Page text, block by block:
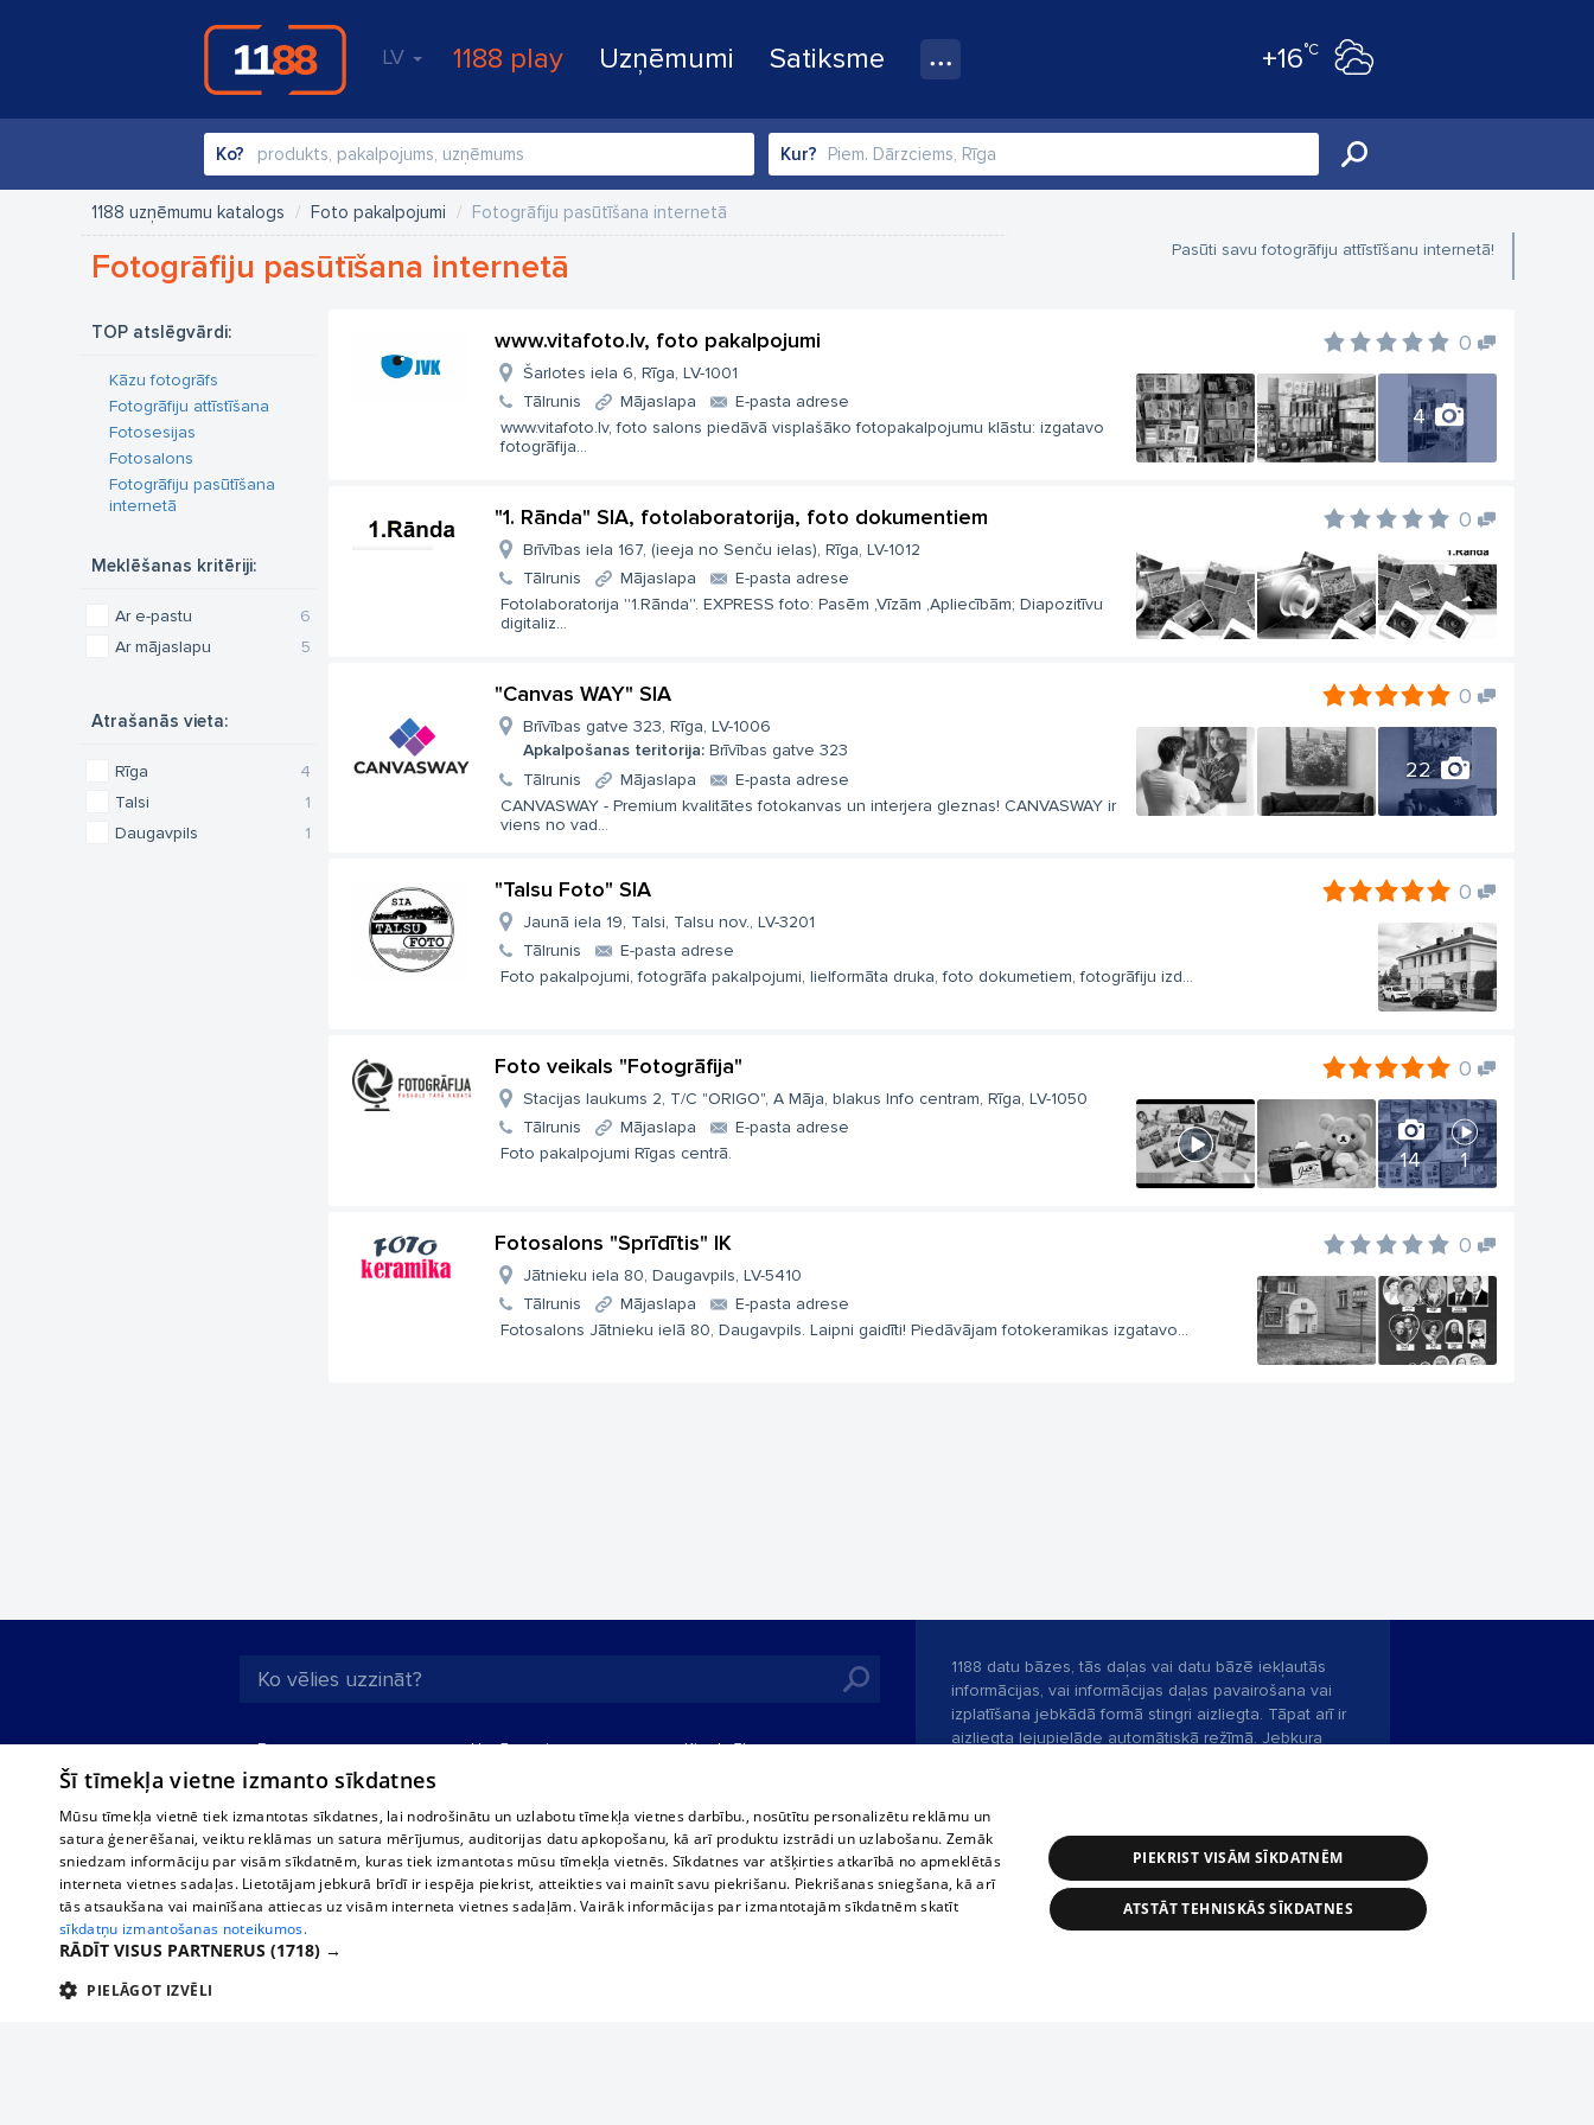
LV 1188 play Uzņēmumi Satiksme +16°C
Ko? Kur?
1188 uzņēmumu katalogs Foto pakalpojumi Fotogrāfiju pasūtīšana internetā
Fotogrāfiju pasūtīšana internetā Pasūti savu fotogrāfiju attīstīšanu internetā!
TOP atslēgvārdi:
Kāzu fotogrāfs
Fotogrāfiju attīstīšana
Fotosesijas
Fotosalons
Fotogrāfiju pasūtīšana
internetā
Meklēšanas kritēriji:
6
Ar e-pastu
5
Ar mājaslapu
Atrašanās vieta:
4
Rīga
1
Talsi
1
Daugavpils
www.vitafoto.lv, foto pakalpojumi 0
4
Šarlotes iela 6, Rīga, LV-1001
Tālrunis
Mājaslapa
E-pasta adrese
www.vitafoto.lv, foto salons piedāvā visplašāko fotopakalpojumu klāstu: izgatavo
fotogrāfija...
"1. Rānda" SIA, fotolaboratorija, foto dokumentiem 0
Brīvības iela 167, (ieeja no Senču ielas), Rīga, LV-1012
Tālrunis
Mājaslapa
E-pasta adrese
Fotolaboratorija ''1.Rānda''. EXPRESS foto: Pasēm ,Vīzām ,Apliecībām; Diapozitīvu
digitaliz...
"Canvas WAY" SIA 0
22
Brīvības gatve 323, Rīga, LV-1006
Apkalpošanas teritorija: Brīvības gatve 323
Tālrunis
Mājaslapa
E-pasta adrese
CANVASWAY - Premium kvalitātes fotokanvas un interjera gleznas! CANVASWAY ir
viens no vad...
"Talsu Foto" SIA 0
Jaunā iela 19, Talsi, Talsu nov., LV-3201
Tālrunis
E-pasta adrese
Foto pakalpojumi, fotogrāfa pakalpojumi, lielformāta druka, foto dokumetiem, fotogrāfiju izd...
Foto veikals "Fotogrāfija" 0
14 1
Stacijas laukums 2, T/C "ORIGO", A Māja, blakus Info centram, Rīga, LV-1050
Tālrunis
Mājaslapa
E-pasta adrese
Foto pakalpojumi Rīgas centrā.
Fotosalons "Sprīdītis" IK 0
Jātnieku iela 80, Daugavpils, LV-5410
Tālrunis
Mājaslapa
E-pasta adrese
Fotosalons Jātnieku ielā 80, Daugavpils. Laipni gaidīti! Piedāvājam fotokeramikas izgatavo...
Par mums
Reklāma
Biznesa klientiem
Tarifi
Privātuma politika
Sīkdatņu iestatījumi
Politiskā reklāma
Uzņēmumi
Autobusu biļetes
Vilcienu biļetes
Kinoteātros
Līguma noteikumi
360 Ziņas kontakti
1188 datu bāzes, tās daļas vai datu bāzē iekļautās
informācijas, vai informācijas daļas pavairošana vai
izplatīšana jebkādā formā stingri aizliegta. Tāpat arī ir
aizliegta lejupielāde automātiskā režīmā. Jebkura
Portāla palīdzības dienests: e-pasts -info@1188.lv
SIA Helio Media2004-2026
Šī tīmekļa vietne izmanto sīkdatnes
Mūsu tīmekļa vietnē tiek izmantotas sīkdatnes, lai nodrošinātu un uzlabotu tīmekļa vietnes darbību., nosūtītu personalizētu reklāmu un
satura ģenerēšanai, veiktu reklāmas un satura mērījumus, auditorijas datu apkopošanu, kā arī produktu izstrādi un uzlabošanu. Zemāk
sniedzam informāciju par visām sīkdatnēm, kuras tiek izmantotas mūsu tīmekļa vietnēs. Sīkdatnes var atšķirties atkarībā no apmeklētās
interneta vietnes sadaļas. Lietotājam jebkurā brīdī ir iespēja piekrist, atteikties vai mainīt savu piekrišanu. Piekrišanas sniegšana, kā arī
tās atsaukšana vai mainīšana attiecas uz visām interneta vietnes sadaļām. Vairāk informācijas par izmantotajām sīkdatnēm skatīt
sīkdatņu izmantošanas noteikumos.
RĀDĪT VISUS PARTNERUS (1718) →
PIELĀGOT IZVĒLI
PIEKRIST VISĀM SĪKDATNĒM
ATSTĀT TEHNISKĀS SĪKDATNES